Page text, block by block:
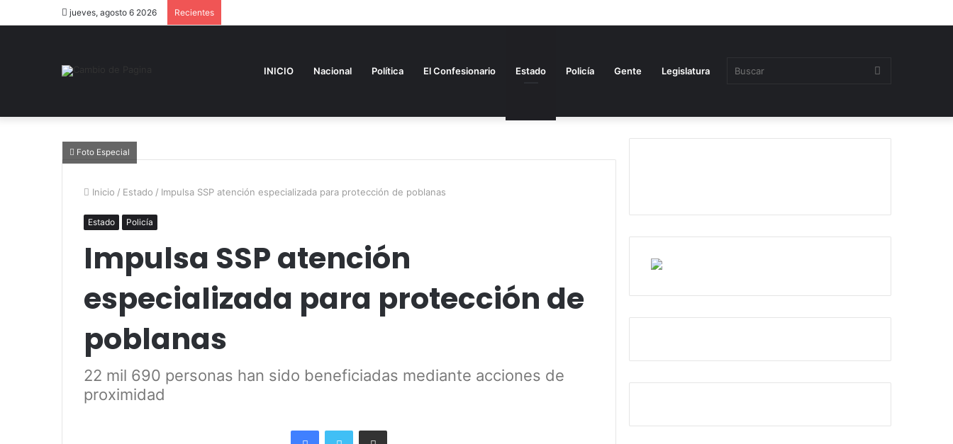
jueves, agosto 6 2026 Recientes
INICIO Nacional Política El Confesionario Estado Policía Gente Legislatura Buscar
Foto Especial
Inicio / Estado / Impulsa SSP atención especializada para protección de poblanas
Estado Policía
Impulsa SSP atención
especializada para protección de
poblanas
22 mil 690 personas han sido beneficiadas mediante acciones de
proximidad
FacebookTwitter Share via Email